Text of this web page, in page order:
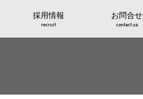
採用情報
recruit
お問合せ
contact us